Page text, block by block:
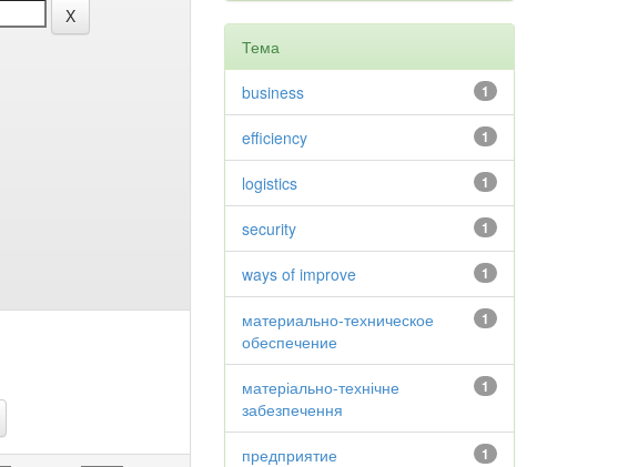
Тема
1
business
1
efficiency
1
logistics
1
security
1
ways of improve
1
материально-техническое
обеспечение
1
матеріально-технічне
забезпечення
1
предприятие